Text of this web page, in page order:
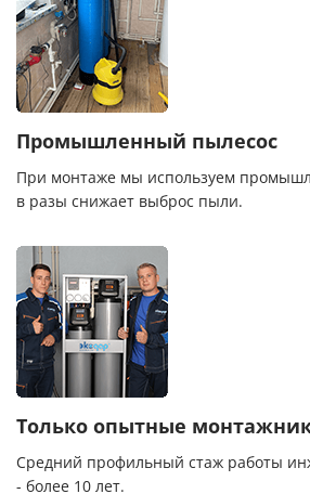
Промышленный пылесос
При монтаже мы используем
в разы снижает выброс пыли.
Только опытные
Средний профильный стаж работы
- более 10 лет.